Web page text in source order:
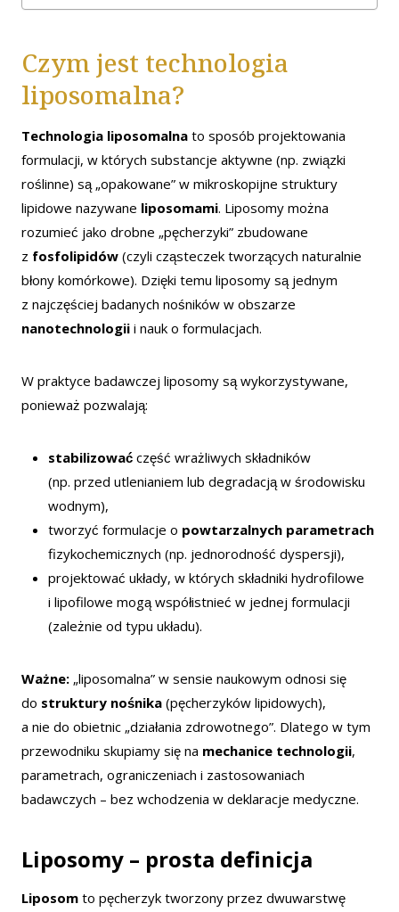
Czym jest technologia
liposomalna?
Technologia liposomalna to sposób projektowania
formulacji, w których substancje aktywne (np. związki
roślinne) są „opakowane” w mikroskopijne struktury
lipidowe nazywane liposomami. Liposomy można
rozumieć jako drobne „pęcherzyki” zbudowane
z fosfolipidów (czyli cząsteczek tworzących naturalnie
błony komórkowe). Dzięki temu liposomy są jednym
z najczęściej badanych nośników w obszarze
nanotechnologii i nauk o formulacjach.
W praktyce badawczej liposomy są wykorzystywane,
ponieważ pozwalają:
stabilizować część wrażliwych składników
(np. przed utlenianiem lub degradacją w środowisku
wodnym),
tworzyć formulacje o powtarzalnych parametrach
fizykochemicznych (np. jednorodność dyspersji),
projektować układy, w których składniki hydrofilowe
i lipofilowe mogą współistnieć w jednej formulacji
(zależnie od typu układu).
Ważne: „liposomalna” w sensie naukowym odnosi się
do struktury nośnika (pęcherzyków lipidowych),
a nie do obietnic „działania zdrowotnego”. Dlatego w tym
przewodniku skupiamy się na mechanice technologii,
parametrach, ograniczeniach i zastosowaniach
badawczych – bez wchodzenia w deklaracje medyczne.
Liposomy – prosta definicja
Liposom to pęcherzyk tworzony przez dwuwarstwę